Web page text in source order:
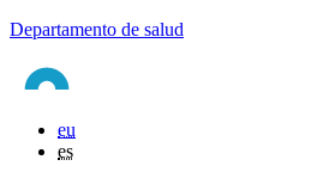
Departamento de salud
eu
es